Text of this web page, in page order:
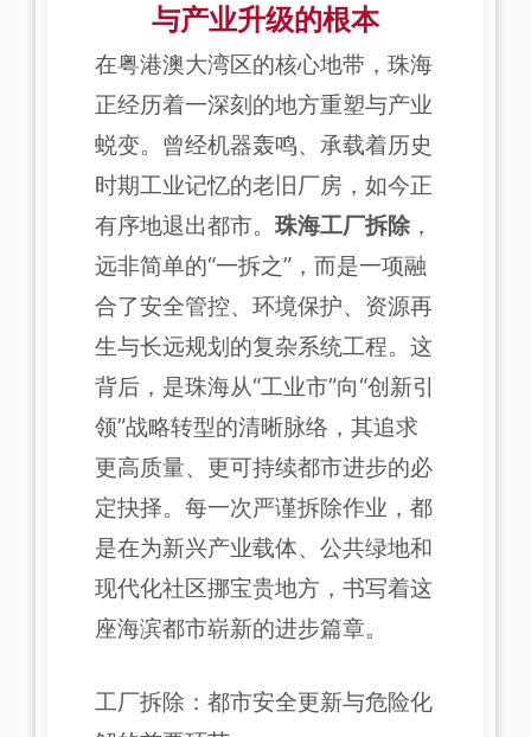
与产业升级的根本
在粤港澳大湾区的核心地带，珠海
正经历着一深刻的地方重塑与产业
蜕变。曾经机器轰鸣、承载着历史
时期工业记忆的老旧厂房，如今正
有序地退出都市。 珠海工厂拆除，
远非简单的“一拆之”，而是一项融
合了安全管控、环境保护、资源再
生与长远规划的复杂系统工程。这
背后，是珠海从“工业市”向“创新引
领”战略转型的清晰脉络，其追求
更高质量、更可持续都市进步的必
定抉择。每一次严谨拆除作业，都
是在为新兴产业载体、公共绿地和
现代化社区挪宝贵地方，书写着这
座海滨都市崭新的进步篇章。
工厂拆除：都市安全更新与危险化